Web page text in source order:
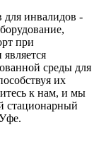
для инвалидов -
при
среды для
их
к нам, и мы
стационарный